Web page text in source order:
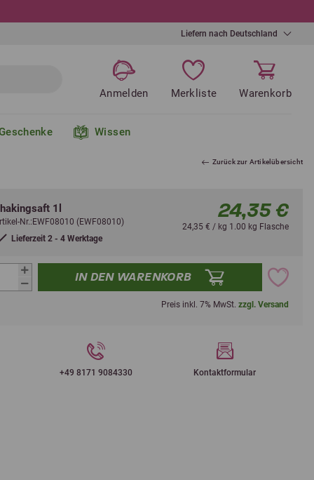
Liefern nach Deutschland
Anmelden Merkliste Warenkorb
Wissen
Zurück zur Artikelübersicht
1l
Nr.:EWF08010 (EWF08010)
Lieferzeit 2 - 4 Werktage
24,35 €
24,35 € / kg 1.00 kg Flasche
IN DEN WARENKORB
Preis inkl. 7% MwSt. zzgl. Versand
+49 8171 9084330 Kontaktformular